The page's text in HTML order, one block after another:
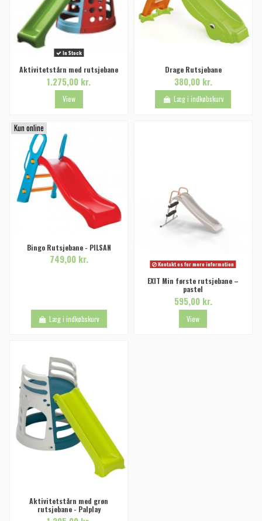
In Stock
Aktivitetstårn med rutsjebane
1.275,00 kr.
View
Drage Rutsjebane
380,00 kr.
Læg i indkøbskurv
Kun online
Bingo Rutsjebane - PILSAN
749,00 kr.
Læg i indkøbskurv
Kontakt os for mere information
EXIT Min første rutsjebane –
pastel
595,00 kr.
View
Aktivitetstårn med grøn
rutsjebane - Palplay